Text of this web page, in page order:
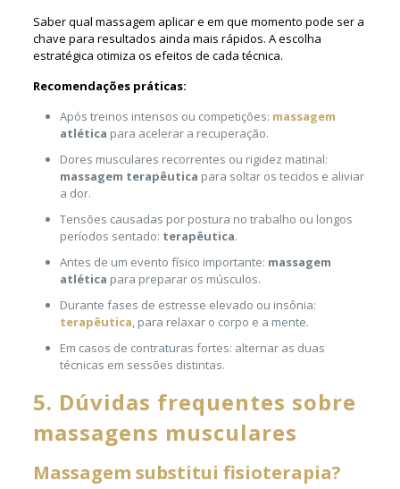
Saber qual massagem aplicar e em que momento pode ser a
chave para resultados ainda mais rápidos. A escolha
estratégica otimiza os efeitos de cada técnica.
Recomendações práticas:
Após treinos intensos ou competições: massagem
atlética para acelerar a recuperação.
Dores musculares recorrentes ou rigidez matinal:
massagem terapêutica para soltar os tecidos e aliviar
a dor.
Tensões causadas por postura no trabalho ou longos
períodos sentado: terapêutica.
Antes de um evento físico importante: massagem
atlética para preparar os músculos.
Durante fases de estresse elevado ou insônia:
terapêutica , para relaxar o corpo e a mente.
Em casos de contraturas fortes: alternar as duas
técnicas em sessões distintas.
5. Dúvidas frequentes sobre
massagens musculares
Massagem substitui fisioterapia?